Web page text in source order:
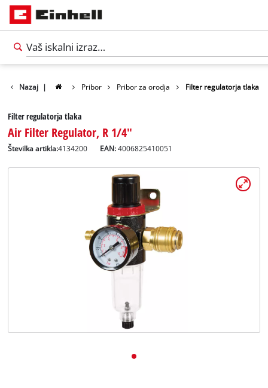
Nazaj | Pribor Pribor za orodja Filter regulatorja tlaka
Filter regulatorja tlaka
Air Filter Regulator, R 1/4"
Številka artikla:4134200 EAN:4006825410051